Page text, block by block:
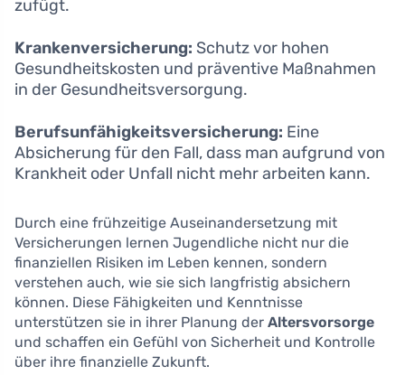
zufügt.
Krankenversicherung: Schutz vor hohen
Gesundheitskosten und präventive Maßnahmen
in der Gesundheitsversorgung.
Berufsunfähigkeitsversicherung: Eine
Absicherung für den Fall, dass man aufgrund von
Krankheit oder Unfall nicht mehr arbeiten kann.
Durch eine frühzeitige Auseinandersetzung mit
Versicherungen lernen Jugendliche nicht nur die
finanziellen Risiken im Leben kennen, sondern
verstehen auch, wie sie sich langfristig absichern
können. Diese Fähigkeiten und Kenntnisse
unterstützen sie in ihrer Planung der Altersvorsorge
und schaffen ein Gefühl von Sicherheit und Kontrolle
über ihre finanzielle Zukunft.